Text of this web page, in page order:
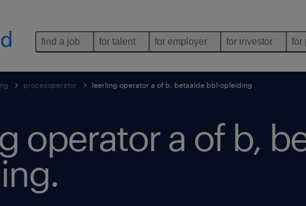
find a job for talent for employer for investor for
procesoperator leerling operator a of b, betaalde bbl-opleiding
operator a of b,
.